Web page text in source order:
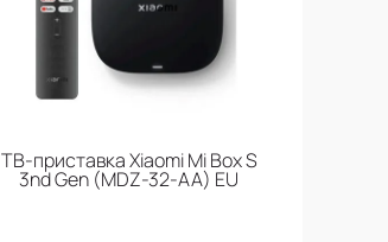
ТВ-приставка Xiaomi Mi Box S
3nd Gen (МDZ-32-АА) EU